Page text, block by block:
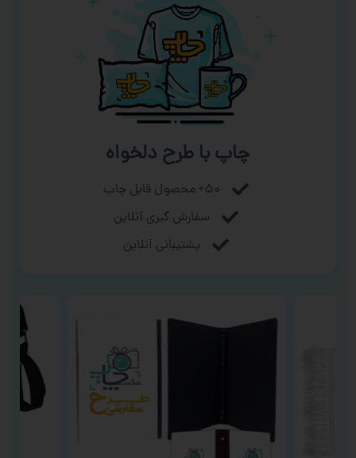
چاپ با طرح دلخواه
۵۰+ محصول قابل چاپ
سفارش گیری آنلاین
پشتیبانی آنلاین